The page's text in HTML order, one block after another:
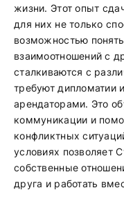
жизни. Этот опыт
для них не только
возможностью
взаимоотношений с
сталкиваются с
требуют дипломатии
арендаторами. Это
коммуникации и
конфликтных
условиях позволяет
собственные
друга и работать